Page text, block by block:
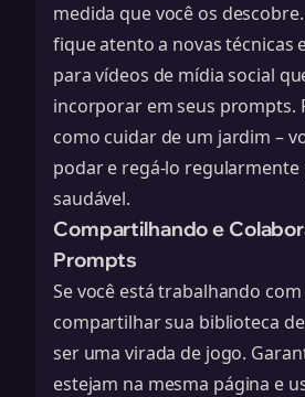
medida que você os
fique atento a novas técnicas
paravídeos de mídia social
incorporar em seus prompts.
como cuidar de um jardim –
podar e regá-lo regularmente
saudável.
Compartilhando e
Prompts
Se você está trabalhando
compartilhar sua biblioteca
ser uma virada de jogo.
estejam na mesma página e